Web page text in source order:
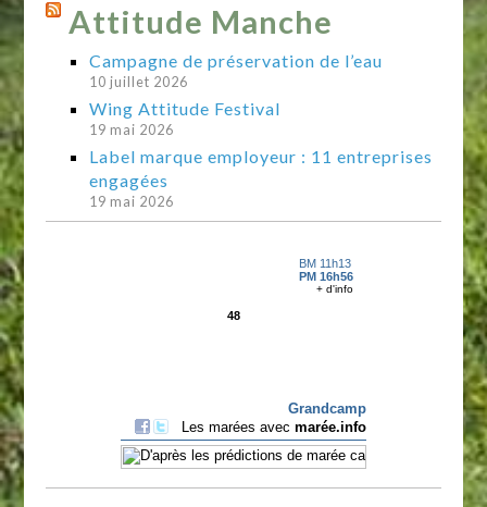
Attitude Manche
Campagne de préservation de l’eau
10 juillet 2026
Wing Attitude Festival
19 mai 2026
Label marque employeur : 11 entreprises
engagées
19 mai 2026